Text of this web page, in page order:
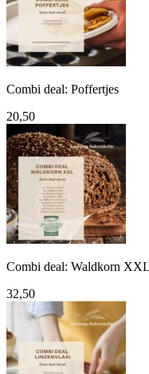
Combi deal: Poffertjes
20,50
Combi deal: Waldkorn XXL
32,50